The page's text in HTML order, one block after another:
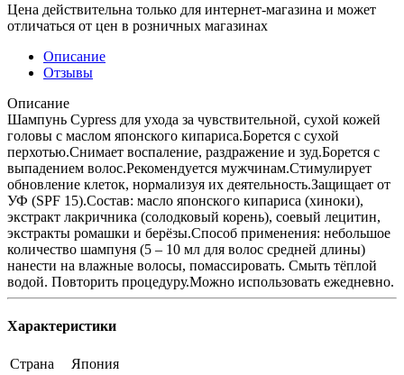
Цена действительна только для интернет-магазина и может
отличаться от цен в розничных магазинах
Описание
Отзывы
Описание
Шампунь Cypress для ухода за чувствительной, сухой кожей
головы с маслом японского кипариса.Борется с сухой
перхотью.Снимает воспаление, раздражение и зуд.Борется с
выпадением волос.Рекомендуется мужчинам.Стимулирует
обновление клеток, нормализуя их деятельность.Защищает от
УФ (SPF 15).Состав: масло японского кипариса (хиноки),
экстракт лакричника (солодковый корень), соевый лецитин,
экстракты ромашки и берёзы.Способ применения: небольшое
количество шампуня (5 – 10 мл для волос средней длины)
нанести на влажные волосы, помассировать. Смыть тёплой
водой. Повторить процедуру.Можно использовать ежедневно.
Характеристики
Страна
Япония